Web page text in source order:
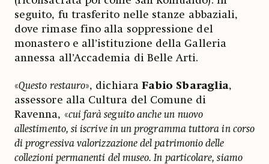
seguito, fu trasferito nelle stanze abbaziali,
dove rimase fino alla soppressione del
monastero e all’istituzione della Galleria
annessa all’Accademia di Belle Arti.
«Questo restauro», dichiara Fabio Sbaraglia,
assessore alla Cultura del Comune di
Ravenna, «cui farà seguito anche un nuovo
allestimento, si iscrive in un programma tuttora in corso
di progressiva valorizzazione del patrimonio delle
collezioni permanenti del museo. In particolare, siamo